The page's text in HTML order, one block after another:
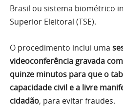
Brasil ou sistema biométrico
Superior Eleitoral (TSE).
O procedimento inclui uma
videoconferência gravada
quinze minutos para que o
capacidade civil e a livre
cidadão, para evitar fraudes.